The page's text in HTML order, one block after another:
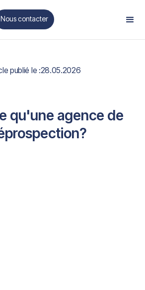
Nous contacter
Contact
publié le :28.05.2026
qu'une agence de